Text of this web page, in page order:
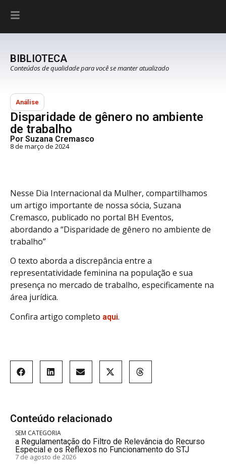
BIBLIOTECA
Conteúdos de qualidade para você se manter atualizado
Análise
Disparidade de gênero no ambiente
de trabalho
Por Suzana Cremasco
8 de março de 2024
Nesse Dia Internacional da Mulher, compartilhamos
um artigo importante de nossa sócia, Suzana
Cremasco, publicado no portal BH Eventos,
abordando a “Disparidade de gênero no ambiente de
trabalho”
O texto aborda a discrepância entre a
representatividade feminina na população e sua
presença no mercado de trabalho, especificamente na
área jurídica.
Confira artigo completo aqui.
Conteúdo relacionado
SEM CATEGORIA
a Regulamentação do Filtro de Relevância do Recurso
Especial e os Reflexos no Funcionamento do STJ
7 de agosto de 2026